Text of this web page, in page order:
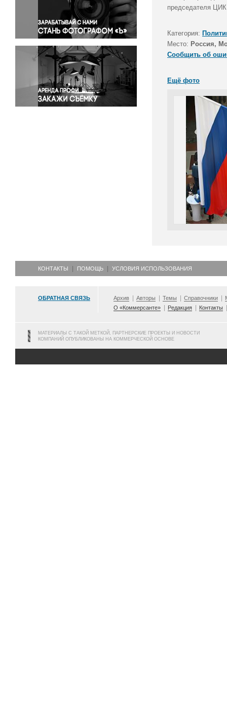
Правосудие
Происшествия и конфликты
Религия
Светская жизнь
Спорт
Экология
Экономика и бизнес
председателя
Категория:
Место: Россия,
Сообщить об
Ещё фото
КОНТАКТЫ ПОМОЩЬ УСЛОВИЯ ИСПОЛЬЗОВАНИЯ
ОБРАТНАЯ СВЯЗЬ Архив Авторы Темы Справочники
О «Коммерсанте»
Редакция Контакты
МАТЕРИАЛЫ С ТАКОЙ МЕТКОЙ, ПАРТНЕРСКИЕ ПРОЕКТЫ И НОВОСТИ
КОМПАНИЙ ОПУБЛИКОВАНЫ НА КОММЕРЧЕСКОЙ ОСНОВЕ